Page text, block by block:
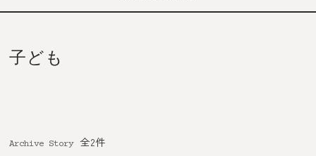
子ども
Archive Story 全2件